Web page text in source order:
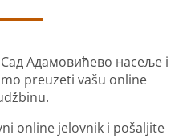
Адамовићево насеље i
preuzeti vašu online
online jelovnik i pošaljite